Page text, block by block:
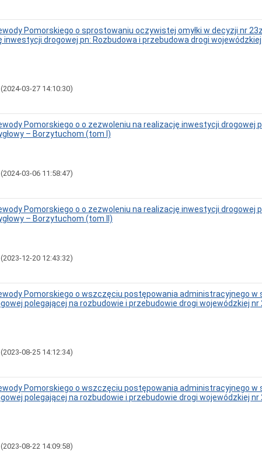
Pomorskiego o sprostowaniu oczywistej omyłki w decyzji nr
drogowej pn: Rozbudowa i przebudowa drogi
(2024-03-27 14:10:30)
Pomorskiego o o zezwoleniu na realizację inwestycji drogowej
– Borzytuchom (tom I)
(2024-03-06 11:58:47)
Pomorskiego o o zezwoleniu na realizację inwestycji drogowej
– Borzytuchom (tom II)
(2023-12-20 12:43:32)
Pomorskiego o wszczęciu postępowania administracyjnego w
polegającej na rozbudowie i przebudowie drogi wojewódzkiej nr
(2023-08-25 14:12:34)
Pomorskiego o wszczęciu postępowania administracyjnego w
polegającej na rozbudowie i przebudowie drogi wojewódzkiej nr
(2023-08-22 14:09:58)